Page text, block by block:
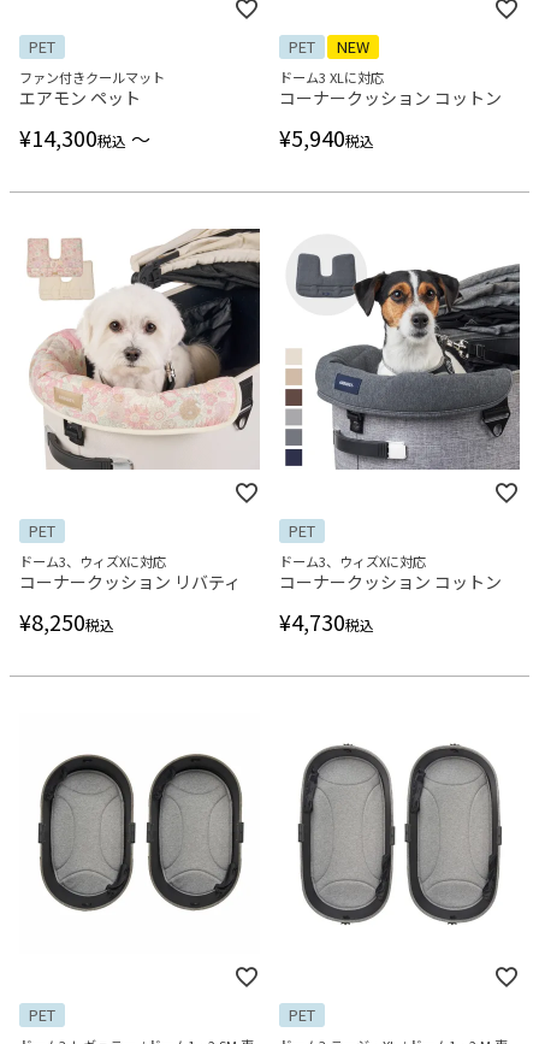
PET
ファン付きクールマット
エアモン ペット
¥14,300税込 〜
PET NEW
ドーム3 XLに対応
コーナークッション コットン
¥5,940税込
PET
ドーム3、ウィズXに対応
コーナークッション リバティ
¥8,250税込
PET
ドーム3、ウィズXに対応
コーナークッション コットン
¥4,730税込
PET PET